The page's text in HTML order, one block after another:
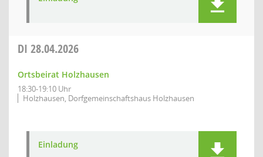
DI 28.04.2026
Ortsbeirat Holzhausen
18:30-19:10 Uhr
Holzhausen, Dorfgemeinschaftshaus Holzhausen
Einladung